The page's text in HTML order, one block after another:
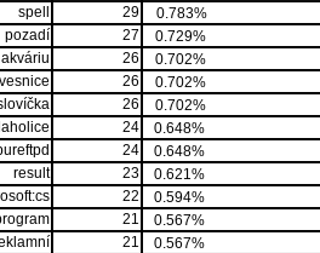
spell
29
0.783%
pozadí
27
0.729%
akváriu
26
0.702%
26
0.702%
26
0.702%
24
0.648%
24
0.648%
result
23
0.621%
22
0.594%
21
0.567%
21
0.567%